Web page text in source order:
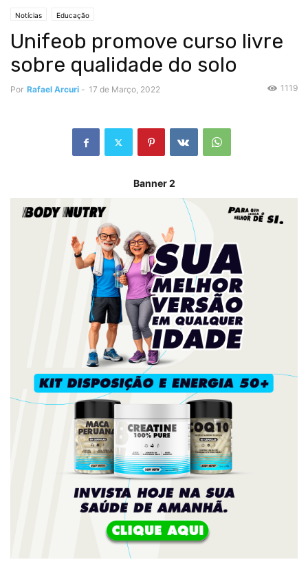
Notícias Educação
Unifeob promove curso livre
sobre qualidade do solo
Por Rafael Arcuri - 17 de Março, 2022 1119
Banner 2